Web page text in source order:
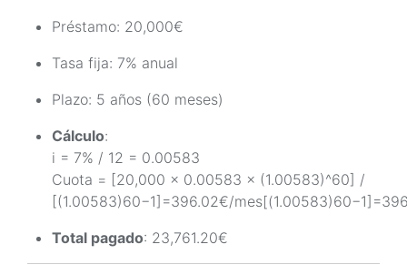
Préstamo: 20,000€
Tasa fija: 7% anual
Plazo: 5 años (60 meses)
Cálculo:
i = 7% / 12 = 0.00583
Cuota = [20,000 × 0.00583 × (1.00583)^60] /
[(1.00583)60−1]=396.02€/mes[(1.00583)60−1] =
Total pagado: 23,761.20€